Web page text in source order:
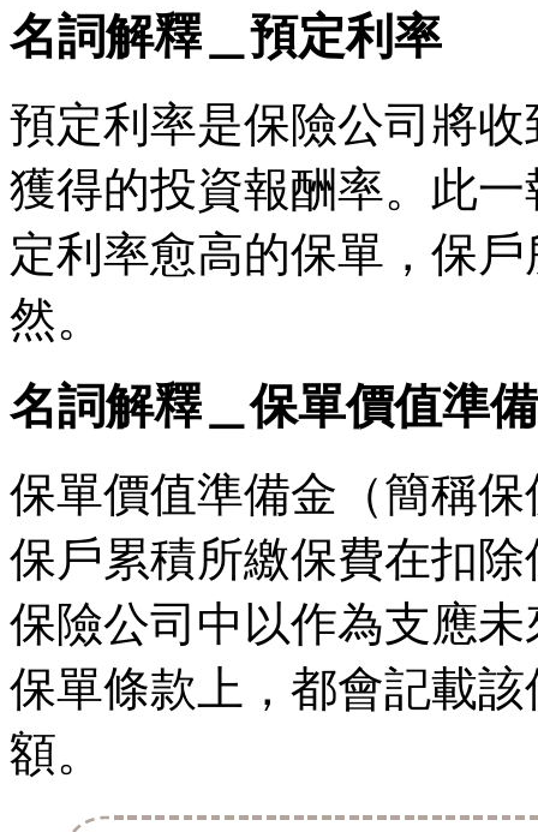
名詞解釋＿預定利率
預定利率是保險公司將
獲得的投資報酬率。此
定利率愈高的保單，保
然。
名詞解釋＿保單價值準
保單價值準備金（簡稱
保戶累積所繳保費在扣
保險公司中以作為支應
保單條款上，都會記載
額。